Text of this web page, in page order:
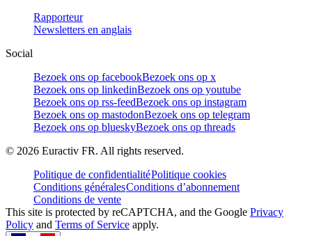
Rapporteur
Newsletters en anglais
Social
Bezoek ons op facebookBezoek ons op x
Bezoek ons op linkedinBezoek ons op youtube
Bezoek ons op rss-feedBezoek ons op instagram
Bezoek ons op mastodonBezoek ons op telegram
Bezoek ons op blueskyBezoek ons op threads
© 2026 Euractiv FR. All rights reserved.
Politique de confidentialitéPolitique cookies
Conditions généralesConditions d’abonnement
Conditions de vente
This site is protected by reCAPTCHA, and the Google Privacy
Policy and Terms of Service apply.